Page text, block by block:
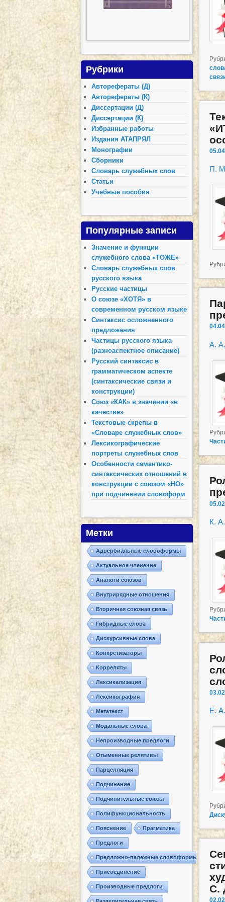
П.
А.
К.
Е.
С.
Рубрики
Авторефераты (Д)
Авторефераты (К)
Диссертации (Д)
Диссертации (К)
Избранные работы
Издания АТАПРЯЛ
Монографии
Сборники
Словарь служебных слов
Статьи
Учебные пособия
Популярные записи
Значение и функции
служебного слова «ТОЖЕ»
Словарь служебных слов
русского языка
Русские частицы
О союзе «ХОТЯ» в
современном русском языке
Синтаксис осложненного
предложения
Частицы русского языка
(разноаспектное описание)
Русский синтаксис в
грамматическом аспекте
(синтаксические связи и
конструкции)
Союз «КАК» в значении «в
качестве»
Текстовые скрепы в
«Словаре служебных слов»
Лексикографические
портреты служебных слов
Особенности семантико-
синтаксических отношений в
конструкции с союзом «НО»
при подчинении словоформ
Метки
Адвербиальные словоформы
Актуальное членение
Аналоги союзов
Внутрирядные отношения
Вторичная союзная связь
Гибридные слова
Дискурсивные слова
Конкретизаторы
Корреляты
Лексикализация
Лексикография
Метатекст
Модальные слова
Непроизводные предлоги
Отыменные релятивы
Парцелляция
Подчинение
Подчинительные союзы
Полифункциональность
Пояснение Прагматика
Предлоги
Предложно-падежные словоформы
Присоединение
Производные предлоги